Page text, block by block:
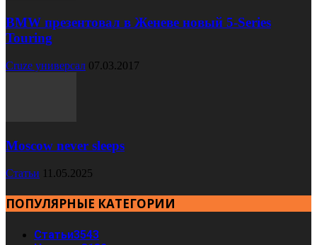
BMW презентовал в Женеве новый 5-Series
Touring
Cruze универсал 07.03.2017
Moscow never sleeps
Статьи 11.05.2025
ПОПУЛЯРНЫЕ КАТЕГОРИИ
Статьи3543